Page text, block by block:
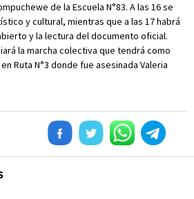
de la Escuela N°83. A las 16 se
y cultural, mientras que a las 17 habrá
y la lectura del documento oficial.
la marcha colectiva que tendrá como
Ruta N°3 donde fue asesinada Valeria